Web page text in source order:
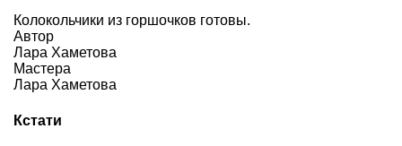
Колокольчики из горшочков готовы.
Автор
Лара Хаметова
Мастера
Лара Хаметова
Кстати